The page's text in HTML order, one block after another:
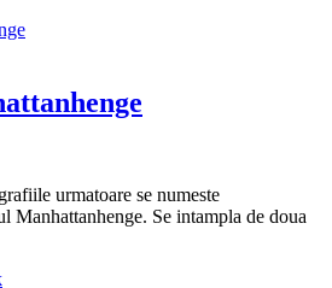
urmatoare se numeste
Manhattanhenge. Se intampla de doua